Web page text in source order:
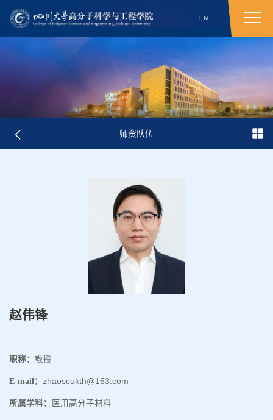
EN
师资队伍
赵伟锋
职称： 教授
E-mail： zhaoscukth@163.com
所属学科： 医用高分子材料